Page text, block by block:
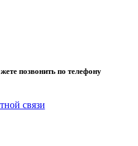
позвонить по телефону
связи